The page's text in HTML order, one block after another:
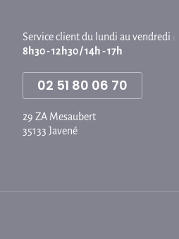
Service client du lundi au vendredi :
8h30 - 12h30 / 14h - 17h
02 51 80 06 70
29 ZA Mesaubert
35133 Javené